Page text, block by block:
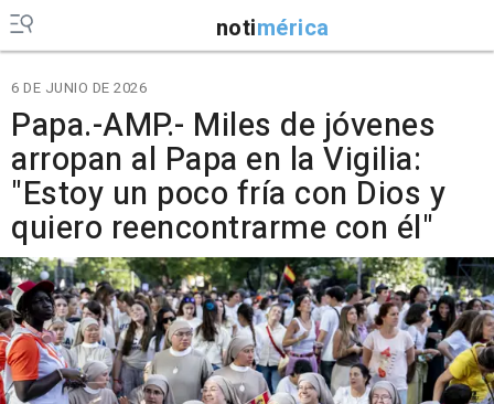
notimérica
6 DE JUNIO DE 2026
Papa.-AMP.- Miles de jóvenes
arropan al Papa en la Vigilia:
"Estoy un poco fría con Dios y
quiero reencontrarme con él"